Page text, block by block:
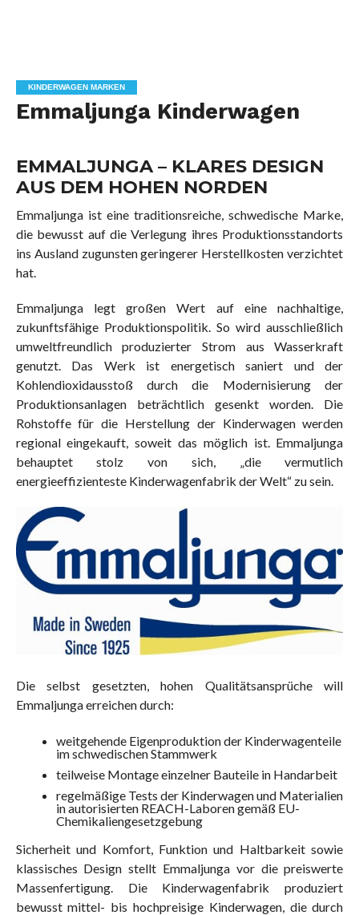
KINDERWAGEN MARKEN
Emmaljunga Kinderwagen
EMMALJUNGA – KLARES DESIGN
AUS DEM HOHEN NORDEN
Emmaljunga ist eine traditionsreiche, schwedische Marke,
die bewusst auf die Verlegung ihres Produktionsstandorts
ins Ausland zugunsten geringerer Herstellkosten verzichtet
hat.
Emmaljunga legt großen Wert auf eine nachhaltige,
zukunftsfähige Produktionspolitik. So wird ausschließlich
umweltfreundlich produzierter Strom aus Wasserkraft
genutzt. Das Werk ist energetisch saniert und der
Kohlendioxidausstoß durch die Modernisierung der
Produktionsanlagen beträchtlich gesenkt worden. Die
Rohstoffe für die Herstellung der Kinderwagen werden
regional eingekauft, soweit das möglich ist. Emmaljunga
behauptet stolz von sich, „die vermutlich
energieeffizienteste Kinderwagenfabrik der Welt“ zu sein.
Die selbst gesetzten, hohen Qualitätsansprüche will
Emmaljunga erreichen durch:
weitgehende Eigenproduktion der Kinderwagenteile
im schwedischen Stammwerk
teilweise Montage einzelner Bauteile in Handarbeit
regelmäßige Tests der Kinderwagen und Materialien
in autorisierten REACH-Laboren gemäß EU-
Chemikaliengesetzgebung
Sicherheit und Komfort, Funktion und Haltbarkeit sowie
klassisches Design stellt Emmaljunga vor die preiswerte
Massenfertigung. Die Kinderwagenfabrik produziert
bewusst mittel- bis hochpreisige Kinderwagen, die durch